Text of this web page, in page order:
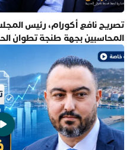
تصريح نافع أكورام، رئيس
المحاسبين بجهة طنجة تطوان